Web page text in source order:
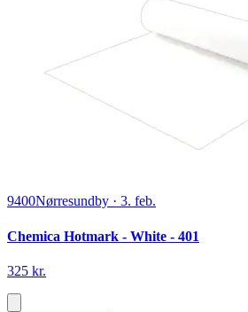
9400Nørresundby · 3. feb.
Chemica Hotmark - White - 401
325 kr.